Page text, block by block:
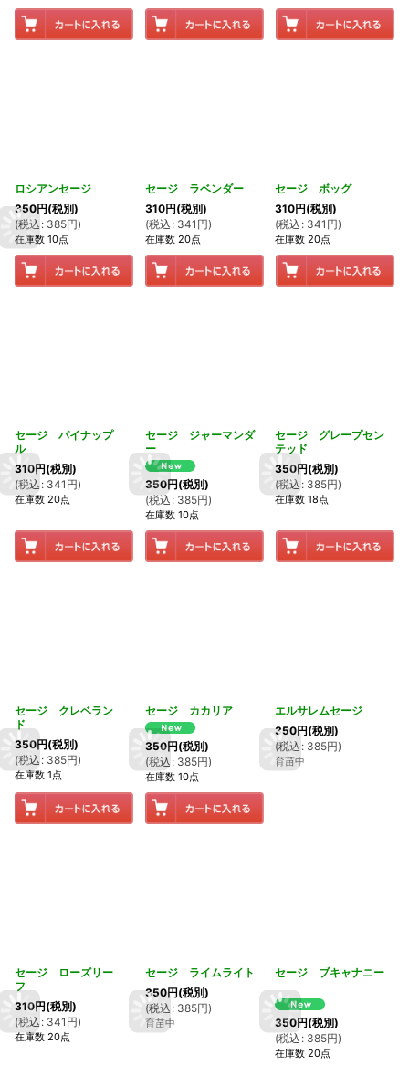
ロシアンセージ
350円(税別)
(税込 : 385円)
在庫数 10点
セージ ラベンダー
310円(税別)
(税込 : 341 円)
在庫数 20点
セージ ボッグ
310円(税別)
(税込 : 341 円)
在庫数 20点
セージ パイナップ
ル
310円(税別)
(税込 : 341 円)
在庫数 20点
セージ ジャーマンダ
ー
350円(税別)
(税込 : 385円)
在庫数 10点
セージ グレープセン
テッド
350円(税別)
(税込 : 385円)
在庫数 18点
セージ クレベラン
ド
350円(税別)
(税込 : 385円)
在庫数 1点
セージ カカリア
350円(税別)
(税込 : 385円)
在庫数 10点
エルサレムセージ
350円(税別)
(税込 : 385円)
育苗中
セージ ローズリー
フ
310円(税別)
(税込 : 341 円)
在庫数 20点
セージ ライムライト
350円(税別)
(税込 : 385円)
育苗中
セージ ブキャナニー
350円(税別)
(税込 : 385円)
在庫数 20点